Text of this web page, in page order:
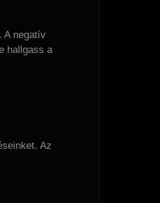
A negatív
hallgass a
Az